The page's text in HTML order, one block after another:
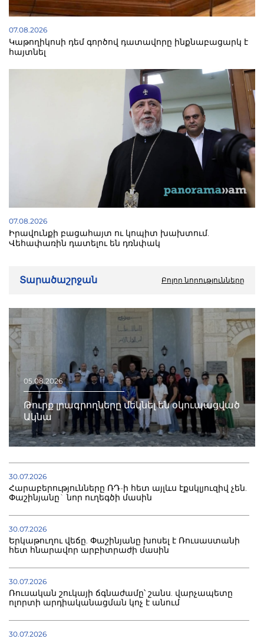
07.08.2026
Կաթողիկոսի դեմ գործով դատավորը ինքնաբացարկ է
հայտնել
07.08.2026
Իրավունքի բացահայտ ու կոպիտ խախտում.
Վեհափառին դատելու են դռնփակ
Տարածաշրջան Բոլոր նորությունները
05.08.2026
Թուրք լրագրողները մեկնել են օկուպացված
Ակնա
30.07.2026
Հարաբերությունները ՌԴ-ի հետ այլևս էքսկլյուզիվ չեն.
Փաշինյանը` նոր ուղեգծի մասին
30.07.2026
Երկաթուղու վեճը. Փաշինյանը խոսել է Ռուսաստանի
հետ հնարավոր արբիտրաժի մասին
30.07.2026
Ռուսական շուկայի ճգնաժամը՝ շանս. վարչապետը
ոլորտի արդիականացման կոչ է անում
30.07.2026